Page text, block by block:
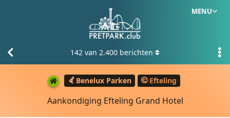
MENU
Benelux Parken Efteling
Aankondiging Efteling Grand Hotel
142 van 2.400 berichten